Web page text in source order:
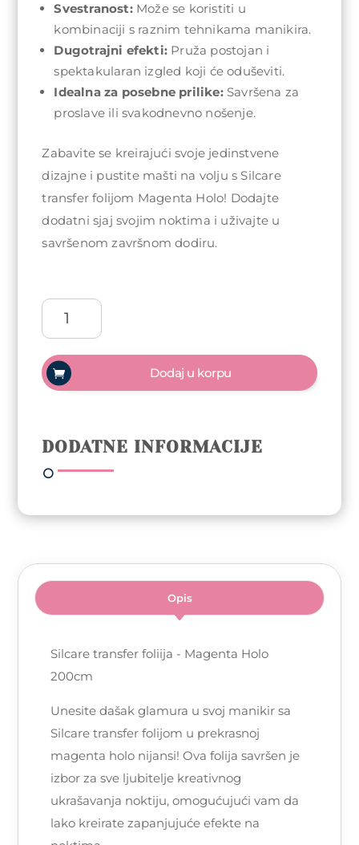
Svestranost:Može se koristiti u
kombinaciji s raznim tehnikama manikira.
Dugotrajni efekti: Pruža postojan i
spektakularan izgled koji će oduševiti.
Idealna za posebne prilike:Savršena za
proslave ili svakodnevno nošenje.
Zabavite se kreirajući svoje jedinstvene
dizajne i pustite mašti na volju s Silcare
transfer folijom Magenta Holo! Dodajte
dodatni sjaj svojim noktima i uživajte u
savršenom završnom dodiru.
Silcare
transfer
foliija
-
Magenta
Holo
Dodaj u korpu
DODATNE INFORMACIJE
Opis
Silcare transfer foliija - Magenta Holo
200cm
Unesite dašak glamura u svoj manikir sa
Silcare transfer folijom u prekrasnoj
magenta holo nijansi! Ova folija savršen je
izbor za sve ljubitelje kreativnog
ukrašavanja noktiju, omogućujući vam da
lako kreirate zapanjujuće efekte na